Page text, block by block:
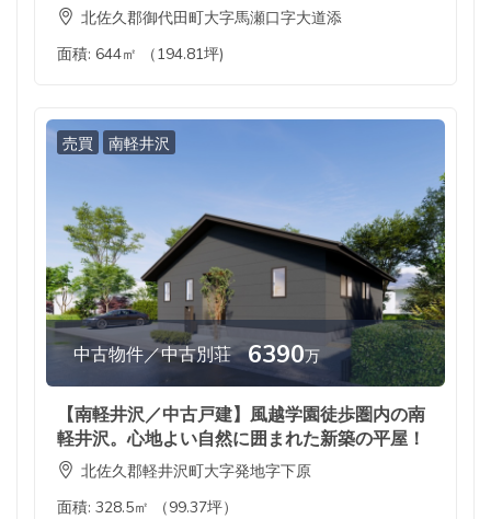
北佐久郡御代田町大字馬瀬口字大道添
面積: 644㎡ （194.81坪)
売買 南軽井沢
中古物件／中古別荘 6390万
【南軽井沢／中古戸建】風越学園徒歩圏内の南
軽井沢。心地よい自然に囲まれた新築の平屋！
北佐久郡軽井沢町大字発地字下原
面積: 328.5㎡ （99.37坪）